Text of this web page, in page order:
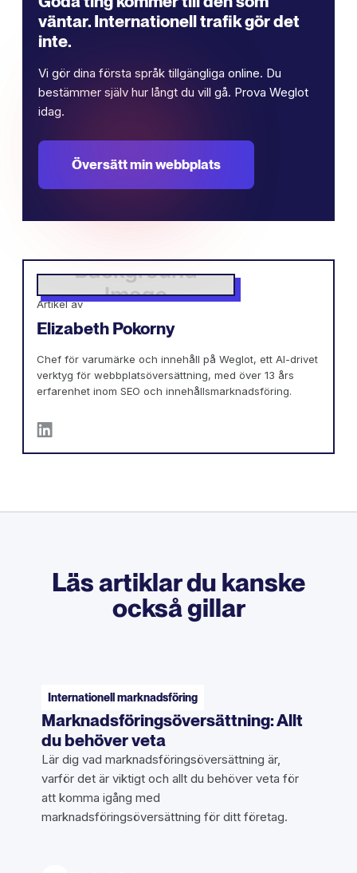
väntar. Internationell trafik gör det
inte.
Vi gör dina första språk tillgängliga online. Du
bestämmer själv hur långt du vill gå. Prova Weglot
idag.
Översätt min webbplats
Artikel av
Elizabeth Pokorny
Chef för varumärke och innehåll på Weglot, ett AI-drivet
verktyg för webbplatsöversättning, med över 13 års
erfarenhet inom SEO och innehållsmarknadsföring.
Läs artiklar du kanske
också gillar
Internationell marknadsföring
Marknadsföringsöversättning: Allt
du behöver veta
Lär dig vad marknadsföringsöversättning är,
varför det är viktigt och allt du behöver veta för
att komma igång med
marknadsföringsöversättning för ditt företag.